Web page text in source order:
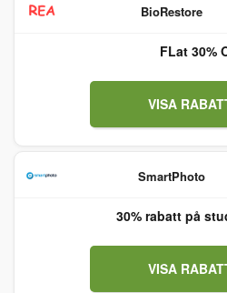
BioRestore
FLat 30%
VISA
SmartPhoto
30% rabatt på
VISA